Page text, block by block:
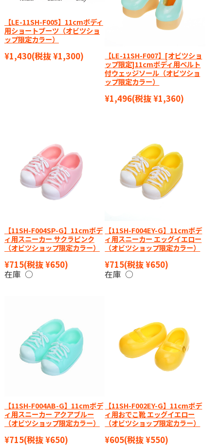
【LE-11SH-F005】11cmボディ
用ショートブーツ（オビツショ
ップ限定カラー）
¥1,430(税抜 ¥1,300)
【LE-11SH-F007】[オビツショ
ップ限定]11cmボディ用ベルト
付ウェッジソール（オビツショ
ップ限定カラー）
¥1,496(税抜 ¥1,360)
【11SH-F004SP-G】11cmボデ
ィ用スニーカー サクラピンク
（オビツショップ限定カラー）
¥715(税抜 ¥650)
在庫 ○
【11SH-F004EY-G】11cmボデ
ィ用スニーカー エッグイエロー
（オビツショップ限定カラー）
¥715(税抜 ¥650)
在庫 ○
【11SH-F004AB-G】11cmボデ
ィ用スニーカー アクアブルー
（オビツショップ限定カラー）
¥715(税抜 ¥650)
【11SH-F002EY-G】11cmボデ
ィ用おでこ靴 エッグイエロー
（オビツショップ限定カラー）
¥605(税抜 ¥550)